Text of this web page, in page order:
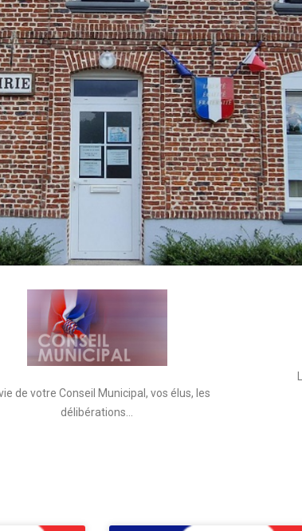
de votre Conseil Municipal, vos élus, les
délibérations…